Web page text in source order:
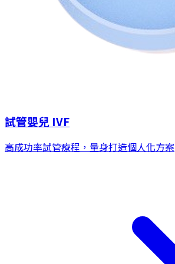
試管嬰兒 IVF
高成功率試管療程，量身打造個人化方案